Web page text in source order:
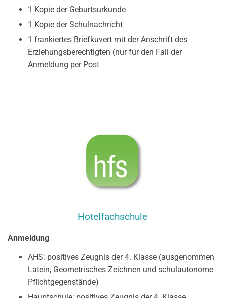
1 Kopie der Geburtsurkunde
1 Kopie der Schulnachricht
1 frankiertes Briefkuvert mit der Anschrift des
Erziehungsberechtigten (nur für den Fall der
Anmeldung per Post
Hotelfachschule
Anmeldung
AHS: positives Zeugnis der 4. Klasse (ausgenommen
Latein, Geometrisches Zeichnen und schulautonome
Pflichtgegenstände)